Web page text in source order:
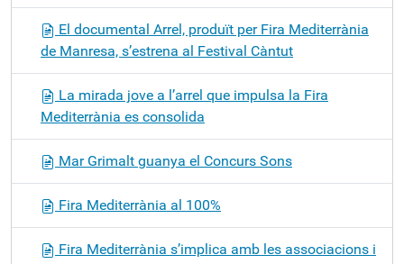
El documental Arrel, produït per Fira Mediterrània
de Manresa, s’estrena al Festival Càntut
La mirada jove a l’arrel que impulsa la Fira
Mediterrània es consolida
Mar Grimalt guanya el Concurs Sons
Fira Mediterrània al 100%
Fira Mediterrània s’implica amb les associacions i